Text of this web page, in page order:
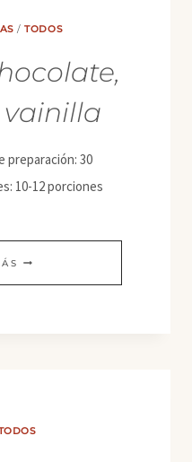
/TODOS
preparación: 30
10-12 porciones
TARTA
DE